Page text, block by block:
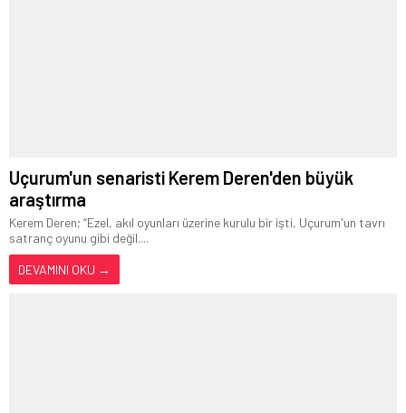
Uçurum'un senaristi Kerem Deren'den büyük
araştırma
Kerem Deren; “Ezel, akıl oyunları üzerine kurulu bir işti, Uçurum'un tavrı
satranç oyunu gibi değil....
DEVAMINI OKU →